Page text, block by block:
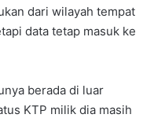
dari wilayah tempat
data tetap masuk ke
berada di luar
KTP milik dia masih